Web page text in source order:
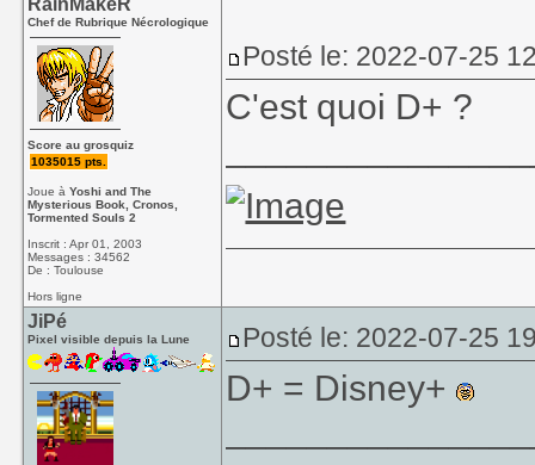
RainMakeR
Chef de Rubrique Nécrologique
Score au grosquiz
1035015 pts.
Joue àYoshi and The
Mysterious Book, Cronos,
Tormented Souls 2
Inscrit : Apr 01, 2003
Messages : 34562
De : Toulouse
Hors ligne
Posté le: 2022-07-25
C'est quoi D+ ?
JiPé
Pixel visible depuis la Lune Posté le: 2022-07-25
D+ = Disney+